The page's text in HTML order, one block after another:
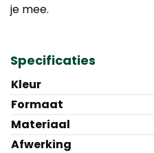
je mee.
Specificaties
Kleur
Formaat
Materiaal
Afwerking